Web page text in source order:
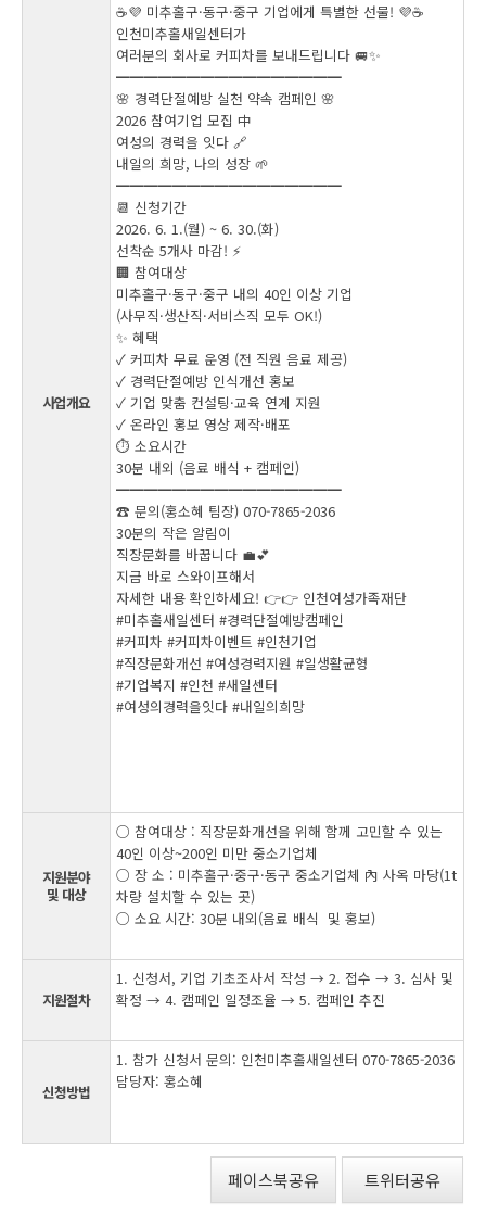
사업개요
☕💜 미추홀구·동구·중구 기업에게 특별한 선물! 💜☕
인천미추홀새일센터가
여러분의 회사로 커피차를 보내드립니다 🚐✨
━━━━━━━━━━━━━━━━
🌸 경력단절예방 실천 약속 캠페인 🌸
2026 참여기업 모집 中
여성의 경력을 잇다 🔗
내일의 희망, 나의 성장 🌱
━━━━━━━━━━━━━━━━
📆 신청기간
2026. 6. 1.(월) ~ 6. 30.(화)
선착순 5개사 마감! ⚡️
🏢 참여대상
미추홀구·동구·중구 내의 40인 이상 기업
(사무직·생산직·서비스직 모두 OK!)
✨ 혜택
✓ 커피차 무료 운영 (전 직원 음료 제공)
✓ 경력단절예방 인식개선 홍보
✓ 기업 맞춤 컨설팅·교육 연계 지원
✓ 온라인 홍보 영상 제작·배포
⏱ 소요시간
30분 내외 (음료 배식 + 캠페인)
━━━━━━━━━━━━━━━━
☎️ 문의(홍소혜 팀장) 070-7865-2036
30분의 작은 알림이
직장문화를 바꿉니다 💼💕
지금 바로 스와이프해서
자세한 내용 확인하세요! 👉👉 인천여성가족재단
#미추홀새일센터 #경력단절예방캠페인
#커피차 #커피차이벤트 #인천기업
#직장문화개선 #여성경력지원 #일생활균형
#기업복지 #인천 #새일센터
#여성의경력을잇다 #내일의희망
지원분야
및 대상
○ 참여대상 : 직장문화개선을 위해 함께 고민할 수 있는
40인 이상~200인 미만 중소기업체
○ 장 소 : 미추홀구·중구·동구 중소기업체 內 사옥 마당(1t
차량 설치할 수 있는 곳)
○ 소요 시간: 30분 내외(음료 배식 및 홍보)
지원절차
1. 신청서, 기업 기초조사서 작성 → 2. 접수 → 3. 심사 및
확정 → 4. 캠페인 일정조율 → 5. 캠페인 추진
신청방법
1. 참가 신청서 문의: 인천미추홀새일센터 070-7865-2036
담당자: 홍소혜
페이스북공유 트위터공유